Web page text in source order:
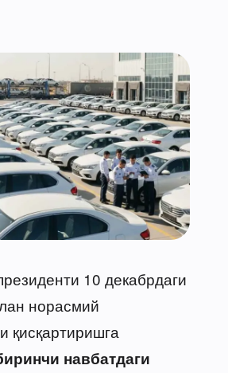
10 декабрдаги
норасмий
қисқартиришга
навбатдаги